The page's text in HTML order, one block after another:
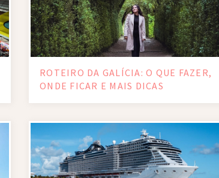
ROTEIRO DA GALÍCIA: O QUE FAZER,
ONDE FICAR E MAIS DICAS